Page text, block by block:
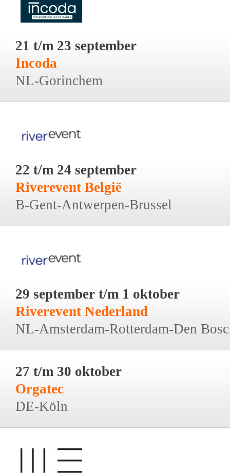
21 t/m 23 september
Incoda
NL-Gorinchem
22 t/m 24 september
Riverevent België
B-Gent-Antwerpen-Brussel
29 september t/m 1 oktober
Riverevent Nederland
NL-Amsterdam-Rotterdam-Den
27 t/m 30 oktober
Orgatec
DE-Köln